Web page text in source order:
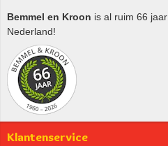
Bemmel en Kroon is al ruim 66
Nederland!
Klantenservice